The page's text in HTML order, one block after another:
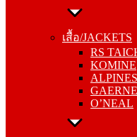
เสื้อ/JACKETS
RS
KOMINE
GAERNE
O’NEAL
เสื้อ/JACKETS
KOMINE
GAERNE
O’NEAL
กางเกง/PANTS